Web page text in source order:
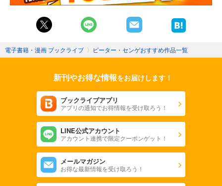
電子書籍・漫画 ブックライブ 〉 ピーター・センゲおすすめ作品一覧
新刊やお得な情報をお届けします！
ブックライブアプリ
アプリの通知でお得情報を受け取ろう！
LINE公式アカウント
アカウント連携で限定クーポンゲット！
メールマガジン
お得な最新情報を受け取ろう！